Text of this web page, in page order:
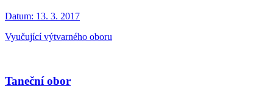
Datum: 13. 3. 2017
Vyučující výtvarného oboru
Taneční obor